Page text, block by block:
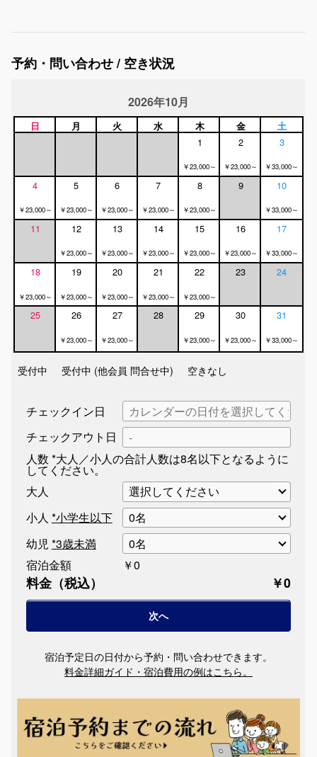
予約・問い合わせ / 空き状況
2026年10月
日 月 火 水 木 金 土
1
￥23,000～
2
￥23,000～
3
￥33,000～
4
￥23,000～
5
￥23,000～
6
￥23,000～
7
￥23,000～
8
￥23,000～
9 10
￥33,000～
11 12
￥23,000～
13
￥23,000～
14
￥23,000～
15
￥23,000～
16
￥23,000～
17
￥33,000～
18
￥23,000～
19
￥23,000～
20
￥23,000～
21
￥23,000～
22
￥23,000～
23 24
25 26
￥23,000～
27
￥23,000～
28 29
￥23,000～
30
￥23,000～
31
￥33,000～
受付中 受付中 (他会員 問合せ中) 空きなし
チェックイン日
チェックアウト日
人数 *大人／小人の合計人数は8名以下となるように
してください。
大人
小人 *小学生以下
幼児 *3歳未満
宿泊金額
￥0
料金（税込） ￥0
宿泊予定日の日付から予約・問い合わせできます。
料金詳細ガイド・宿泊費用の例はこちら。